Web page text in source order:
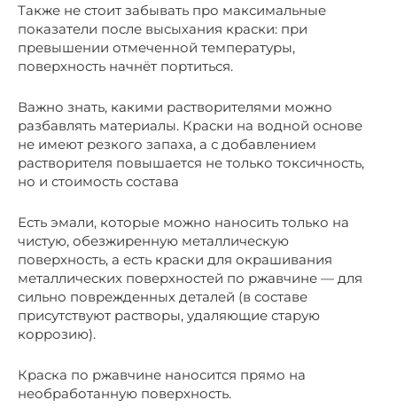
Также не стоит забывать про максимальные
показатели после высыхания краски: при
превышении отмеченной температуры,
поверхность начнёт портиться.
Важно знать, какими растворителями можно
разбавлять материалы. Краски на водной основе
не имеют резкого запаха, а с добавлением
растворителя повышается не только токсичность,
но и стоимость состава
Есть эмали, которые можно наносить только на
чистую, обезжиренную металлическую
поверхность, а есть краски для окрашивания
металлических поверхностей по ржавчине — для
сильно поврежденных деталей (в составе
присутствуют растворы, удаляющие старую
коррозию).
Краска по ржавчине наносится прямо на
необработанную поверхность.